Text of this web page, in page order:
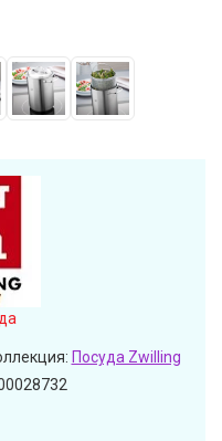
Посуда Zwilling